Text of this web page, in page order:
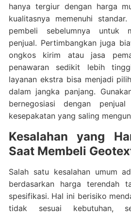
hanya tergiur dengan harga
kualitasnya memenuhi
pembeli sebelumnya untuk
penjual. Pertimbangkan juga
ongkos kirim atau jasa
penawaran sedikit lebih
layanan ekstra bisa menjadi
dalam jangka panjang.
bernegosiasi dengan
kesepakatan yang saling
Kesalahan yang
Saat Membeli
Salah satu kesalahan umum
berdasarkan harga terendah
spesifikasi. Hal ini berisiko
tidak sesuai kebutuhan,